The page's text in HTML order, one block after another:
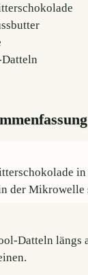
in
der Mikrowelle
Datteln längs